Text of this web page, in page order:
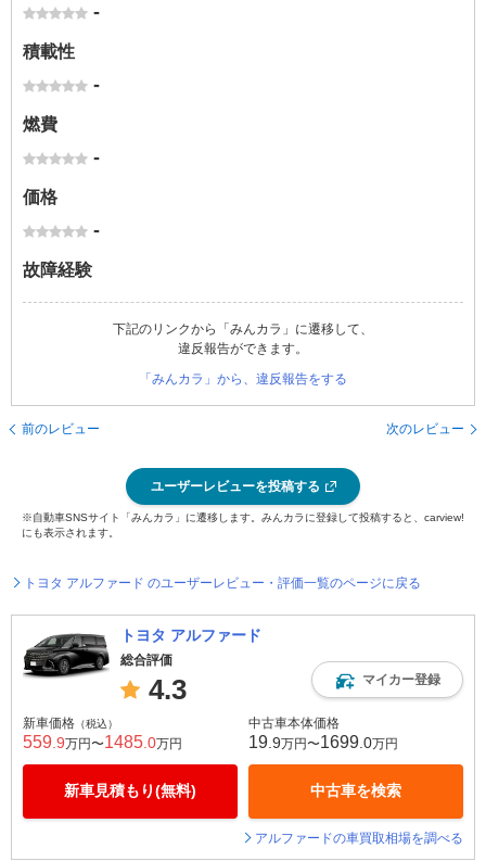
-
積載性
-
燃費
-
価格
-
故障経験
下記のリンクから「みんカラ」に遷移して、
違反報告ができます。
「みんカラ」から、違反報告をする
前のレビュー 次のレビュー
ユーザーレビューを投稿する
※自動車SNSサイト「みんカラ」に遷移します。みんカラに登録して投稿すると、carview!
にも表示されます。
トヨタ アルファード のユーザーレビュー・評価一覧のページに戻る
トヨタ アルファード
総合評価
4.3 マイカー登録
新車価格 （税込）
559 .9万円〜1485 .0万円
新車見積もり(無料)
中古車本体価格
19 .9万円〜1699 .0万円
中古車を検索
アルファードの車買取相場を調べる